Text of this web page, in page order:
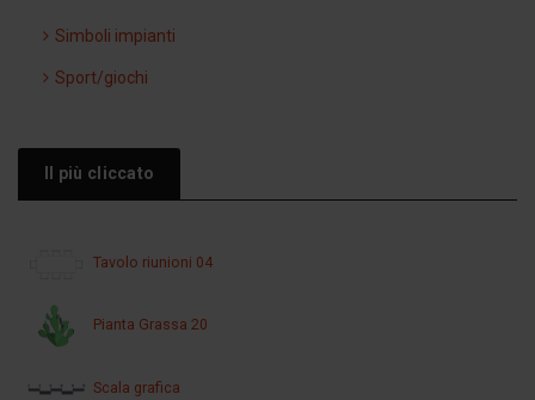
Simboli impianti
Sport/giochi
Il più cliccato
Tavolo riunioni 04
Pianta Grassa 20
Scala grafica